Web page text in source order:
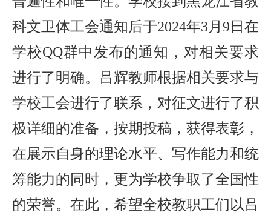
科文卫体工会通知后于2024年3月9日在
学校QQ群中发布的通知，对相关要求
进行了明确。吕辉教师根据相关要求与
学校工会进行了联系，对征文进行了积
极详细的准备，按期投稿，获得表彰，
在展示自身的理论水平、写作能力和统
筹能力的同时，更为学校争取了全国性
的荣誉。在此，希望全校教职工们以吕